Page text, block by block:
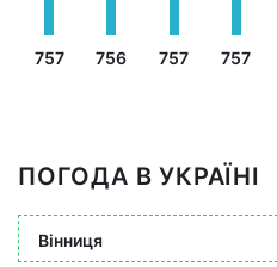
757 756 757 757
ПОГОДА В УКРАЇНІ
Вінниця